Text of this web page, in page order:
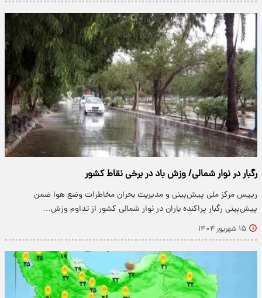
رگبار در نوار شمالی/ وزش باد در برخی نقاط کشور
رییس مرکز ملی پیش‌بینی و مدیریت بحران مخاطرات وضع هوا ضمن
پیش‌بینی رگبار پراکنده باران در نوار شمالی کشور از تداوم وزش…
۱۵ شهریور ۱۴۰۴